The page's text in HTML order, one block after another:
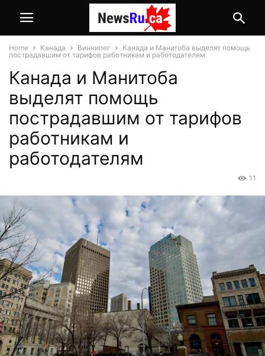
Home Канада Виннипег
Канада и Манитоба выделят помощь
пострадавшим от тарифов работникам и работодателям
Канада и Манитоба
выделят помощь
пострадавшим от тарифов
работникам и
работодателям
11